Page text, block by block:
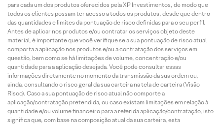
para cada um dos produtos oferecidos pela XP Investimentos, de modo que
todos os clientes possam ter acesso a todos os produtos, desde que dentro
das quantidades e limites da pontuação de risco definidas para o seu perfil.
Antes de aplicar nos produtos e/ou contratar os serviços objeto deste
material, é importante que você verifique se a sua pontuação de risco atual
comporta a aplicação nos produtos e/ou a contratação dos serviços em
questão, bem como se há limitações de volume, concentração e/ou
quantidade para a aplicação desejada. Você pode consultar essas
informações diretamente no momento da transmissão da sua ordem ou,
ainda, consultando o risco geral da sua carteira na tela de carteira (Visão
Risco). Caso a sua pontuação de risco atual não comporte a
aplicação/contratação pretendida, ou caso existam limitações em relação à
quantidade e/ou volume financeiro para a referida aplicação/contratação, isto
significa que, com base na composição atual da sua carteira, esta